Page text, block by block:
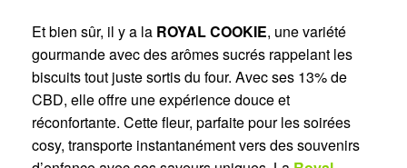
Et bien sûr, il y a la ROYAL COOKIE, une variété
gourmande avec des arômes sucrés rappelant les
biscuits tout juste sortis du four. Avec ses 13% de
CBD, elle offre une expérience douce et
réconfortante. Cette fleur, parfaite pour les soirées
cosy, transporte instantanément vers des souvenirs